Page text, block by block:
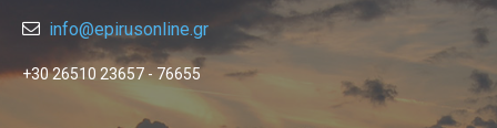
info@epirusonline.gr
+30 26510 23657 - 76655